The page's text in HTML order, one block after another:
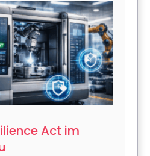
Prozesse in
So entsteht eine
sichtbar macht,
hält und
in der
Act im